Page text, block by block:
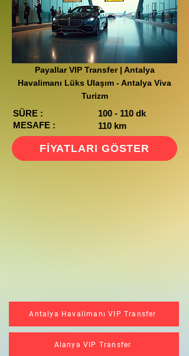
Payallar VIP Transfer | Antalya
Havalimanı Lüks Ulaşım - Antalya Viva
Turizm
SÜRE :
MESAFE :
100 - 110 dk
110 km
FİYATLARI GÖSTER
Antalya Havalimanı VIP Transfer
Alanya VIP Transfer